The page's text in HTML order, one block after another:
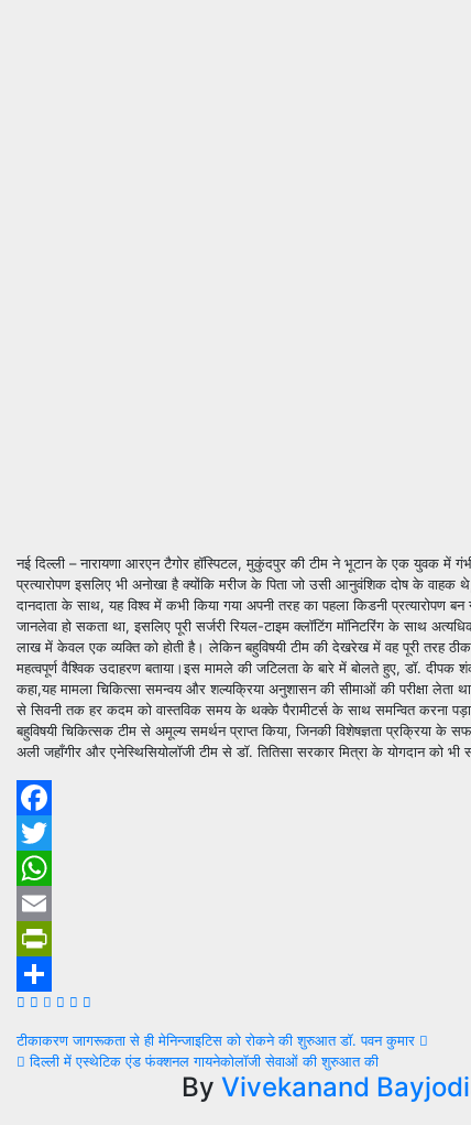
नई दिल्ली – नारायणा आरएन टैगोर हॉस्पिटल, मुकुंदपुर की टीम ने भूटान के एक युवक में
प्रत्यारोपण इसलिए भी अनोखा है क्योंकि मरीज के पिता जो उसी आनुवंशिक दोष के वाहक
दानदाता के साथ, यह विश्व में कभी किया गया अपनी तरह का पहला किडनी प्रत्यारोपण
जानलेवा हो सकता था, इसलिए पूरी सर्जरी रियल-टाइम क्लॉटिंग मॉनिटरिंग के साथ
लाख में केवल एक व्यक्ति को होती है। लेकिन बहुविषयी टीम की देखरेख में वह पूरी तरह
महत्वपूर्ण वैश्विक उदाहरण बताया।इस मामले की जटिलता के बारे में बोलते हुए, डॉ.
कहा,यह मामला चिकित्सा समन्वय और शल्यक्रिया अनुशासन की सीमाओं की परीक्षा
से सिवनी तक हर कदम को वास्तविक समय के थक्के पैरामीटर्स के साथ समन्वित करना
बहुविषयी चिकित्सक टीम से अमूल्य समर्थन प्राप्त किया, जिनकी विशेषज्ञता प्रक्रिया
अली जहाँगीर और एनेस्थिसियोलॉजी टीम से डॉ. तितिसा सरकार मित्रा के योगदान को भी
Facebook
Twitter
WhatsApp
Email
PrintFriendly
Share
Post
navigation
टीकाकरण जागरूकता से ही मेनिन्जाइटिस को रोकने की शुरुआत डॉ. पवन कुमार
दिल्ली में एस्थेटिक एंड फंक्शनल गायनेकोलॉजी सेवाओं की शुरुआत की
By Vivekanand